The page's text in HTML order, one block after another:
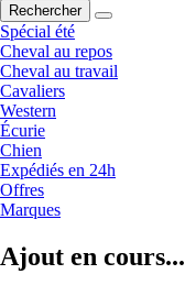
Rechercher
Spécial été
Cheval au repos
Cheval au travail
Cavaliers
Western
Écurie
Chien
Expédiés en 24h
Offres
Marques
Ajout en cours...